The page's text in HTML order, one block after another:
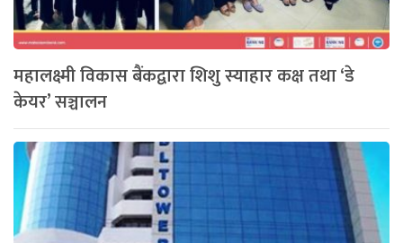
महालक्ष्मी विकास बैंकद्वारा शिशु स्याहार कक्ष तथा ‘डे
केयर’ सञ्चालन